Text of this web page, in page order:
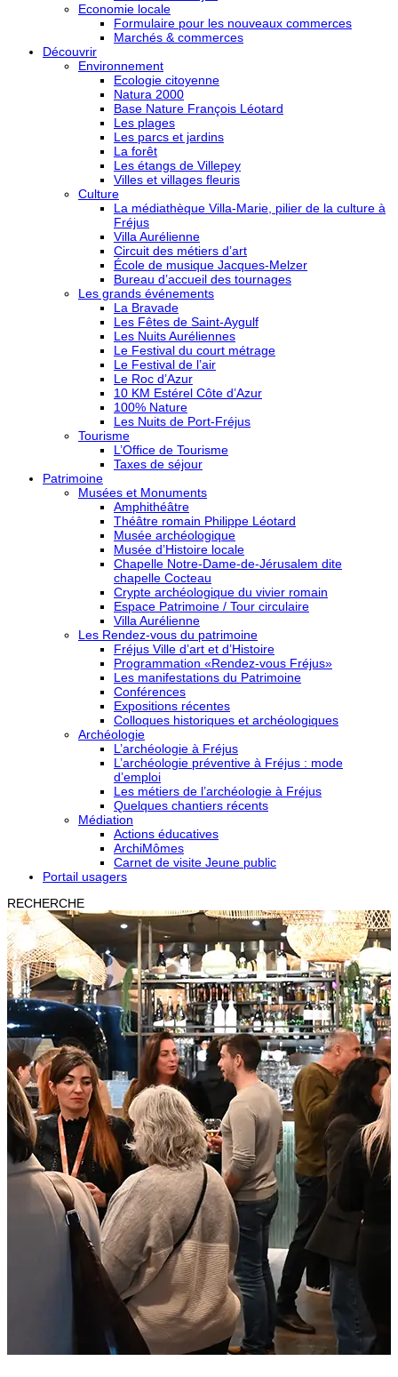
Economie locale
Formulaire pour les nouveaux commerces
Marchés & commerces
Découvrir
Environnement
Ecologie citoyenne
Natura 2000
Base Nature François Léotard
Les plages
Les parcs et jardins
La forêt
Les étangs de Villepey
Villes et villages fleuris
Culture
La médiathèque Villa-Marie, pilier de la culture à
Fréjus
Villa Aurélienne
Circuit des métiers d’art
École de musique Jacques-Melzer
Bureau d’accueil des tournages
Les grands événements
La Bravade
Les Fêtes de Saint-Aygulf
Les Nuits Auréliennes
Le Festival du court métrage
Le Festival de l’air
Le Roc d’Azur
10 KM Estérel Côte d’Azur
100% Nature
Les Nuits de Port-Fréjus
Tourisme
L’Office de Tourisme
Taxes de séjour
Patrimoine
Musées et Monuments
Amphithéâtre
Théâtre romain Philippe Léotard
Musée archéologique
Musée d’Histoire locale
Chapelle Notre-Dame-de-Jérusalem dite
chapelle Cocteau
Crypte archéologique du vivier romain
Espace Patrimoine / Tour circulaire
Villa Aurélienne
Les Rendez-vous du patrimoine
Fréjus Ville d’art et d’Histoire
Programmation «Rendez-vous Fréjus»
Les manifestations du Patrimoine
Conférences
Expositions récentes
Colloques historiques et archéologiques
Archéologie
L’archéologie à Fréjus
L’archéologie préventive à Fréjus : mode
d’emploi
Les métiers de l’archéologie à Fréjus
Quelques chantiers récents
Médiation
Actions éducatives
ArchiMômes
Carnet de visite Jeune public
Portail usagers
RECHERCHE